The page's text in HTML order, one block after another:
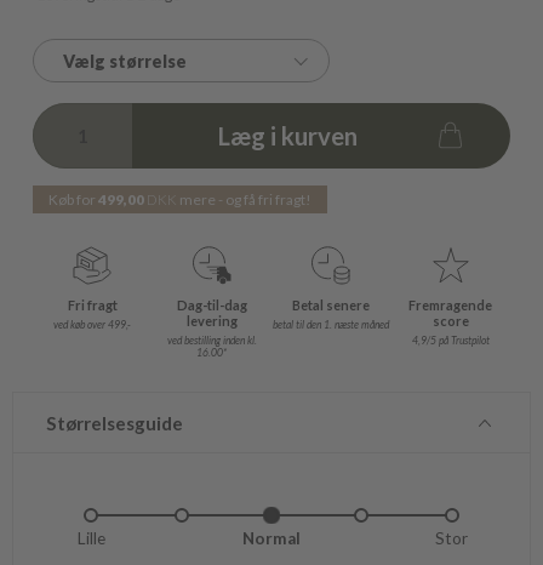
Vælg størrelse
Læg i kurven
Køb for499,00 DKK mere - og få fri fragt!
Fri fragt
ved køb over 499,-
Dag-til-dag
levering
ved bestilling inden kl.
16.00*
Betal senere
betal til den 1. næste måned
Fremragende
score
4,9/5 på Trustpilot
Størrelsesguide
Lille Normal Stor